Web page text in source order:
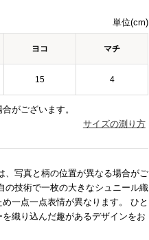
単位(cm)
ヨコ マチ
15 4
がございます。
サイズの測り方
、写真と柄の位置が異なる場合がご
の技術で一枚の大きなシュニール織
一点一点表情が異なります。 ひと
織り込んだ趣があるデザインをお